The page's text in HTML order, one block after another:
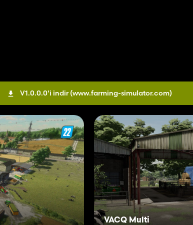
V1.0.0.0'i indir (www.farming-simulator.com)
VACQ Multi